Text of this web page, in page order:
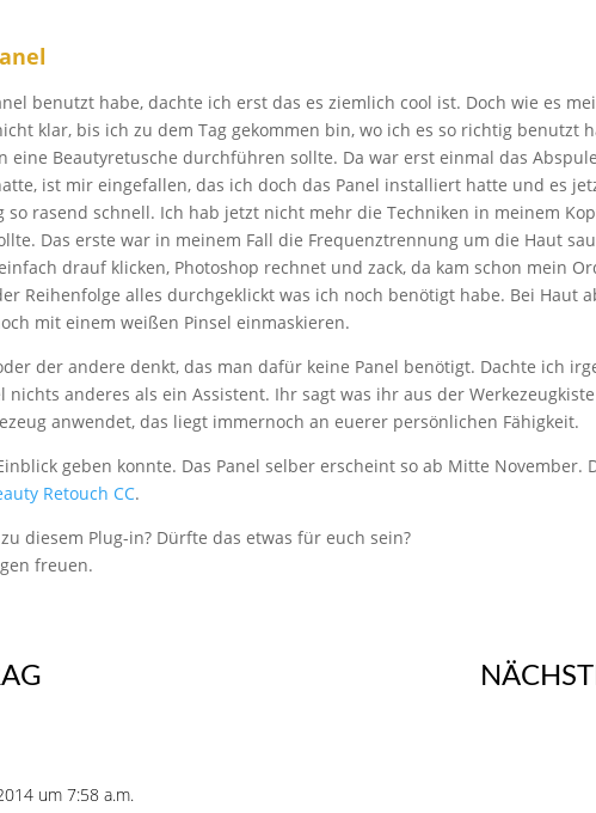
benutzt habe, dachte ich erst das es ziemlich cool ist. Doch wie es
klar, bis ich zu dem Tag gekommen bin, wo ich es so richtig benutzt
eine Beautyretusche durchführen sollte. Da war erst einmal das
ist mir eingefallen, das ich doch das Panel installiert hatte und es
so rasend schnell. Ich hab jetzt nicht mehr die Techniken in meinem
Das erste war in meinem Fall die Frequenztrennung um die Haut
drauf klicken, Photoshop rechnet und zack, da kam schon mein
Reihenfolge alles durchgeklickt was ich noch benötigt habe. Bei Haut
mit einem weißen Pinsel einmaskieren.
der andere denkt, das man dafür keine Panel benötigt. Dachte ich
nichts anderes als ein Assistent. Ihr sagt was ihr aus der
anwendet, das liegt immernoch an euerer persönlichen Fähigkeit.
geben konnte. Das Panel selber erscheint so ab Mitte November.
Retouch CC.
diesem Plug-in? Dürfte das etwas für euch sein?
freuen.
um 7:58 a.m.